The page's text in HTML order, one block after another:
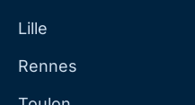
Lille
Rennes